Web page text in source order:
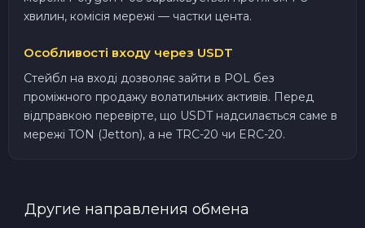
хвилин, комісія мережі — частки цента.
Особливості входу через USDT
Стейбл на вході дозволяє зайти в POL без
проміжного продажу волатильних активів. Перед
відправкою перевірте, що USDT надсилається саме в
мережі TON (Jetton), а не TRC-20 чи ERC-20.
Другие направления обмена